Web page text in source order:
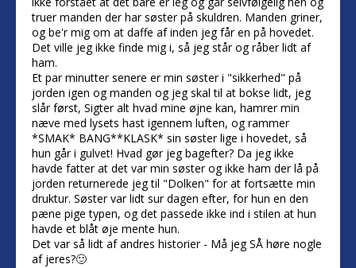
truer manden der har søster på skuldren. Manden griner,
og be'r mig om at daffe af inden jeg får en på hovedet.
Det ville jeg ikke finde mig i, så jeg står og råber lidt af
ham.
Et par minutter senere er min søster i "sikkerhed" på
jorden igen og manden og jeg skal til at bokse lidt, jeg
slår først, Sigter alt hvad mine øjne kan, hamrer min
næve med lysets hast igennem luften, og rammer
*SMAK* BANG**KLASK* sin søster lige i hovedet, så
hun går i gulvet! Hvad gør jeg bagefter? Da jeg ikke
havde fatter at det var min søster og ikke ham der lå på
jorden returnerede jeg til "Dolken" for at fortsætte min
druktur. Søster var lidt sur dagen efter, for hun en den
pæne pige typen, og det passede ikke ind i stilen at hun
havde et blåt øje mente hun.
Det var så lidt af andres historier - Må jeg SÅ høre nogle
af jeres?🙂